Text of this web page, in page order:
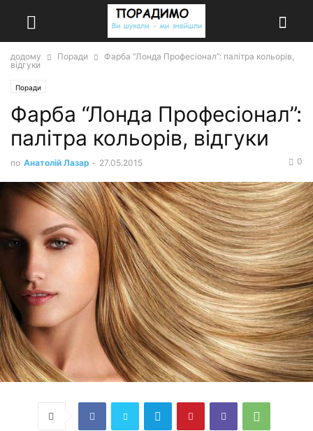
додому Поради
Фарба “Лонда Професіонал”: палітра кольорів,
відгуки
Поради
Фарба “Лонда Професіонал”:
палітра кольорів, відгуки
по Анатолій Лазар - 27.05.2015 0